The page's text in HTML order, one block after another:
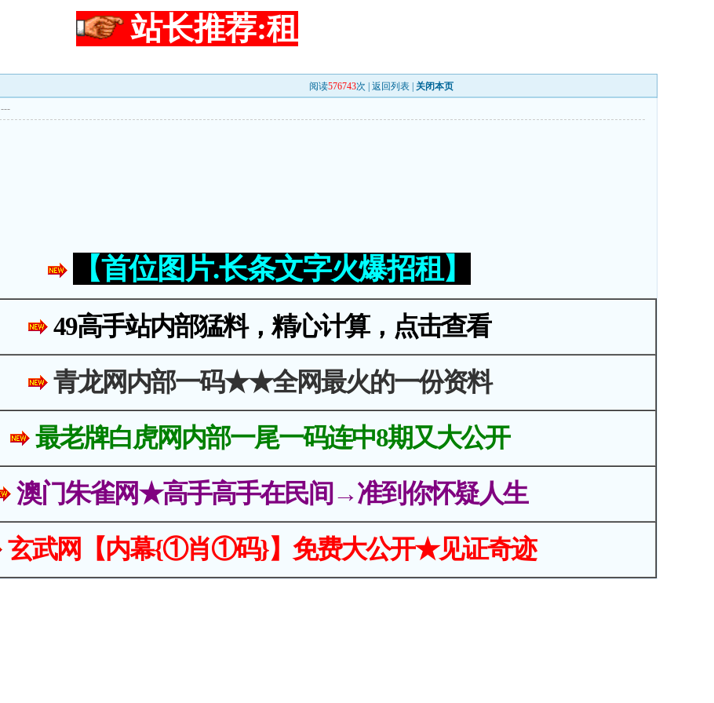
站长推荐:租
阅读576743次 | 返回列表 关闭本页
---
【首位图片.长条文字火爆招租】
49高手站内部猛料，精心计算，点击查看
青龙网内部一码★★全网最火的一份资料
最老牌白虎网内部一尾一码连中8期又大公开
澳门朱雀网★高手高手在民间→准到你怀疑人生
玄武网【内幕{①肖①码}】免费大公开★见证奇迹